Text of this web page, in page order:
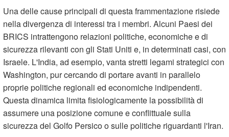
Una delle cause principali di questa frammentazione risiede
nella divergenza di interessi tra i membri. Alcuni Paesi dei
BRICS intrattengono relazioni politiche, economiche e di
sicurezza rilevanti con gli Stati Uniti e, in determinati casi, con
Israele. L'India, ad esempio, vanta stretti legami strategici con
Washington, pur cercando di portare avanti in parallelo
proprie politiche regionali ed economiche indipendenti.
Questa dinamica limita fisiologicamente la possibilità di
assumere una posizione comune e conflittuale sulla
sicurezza del Golfo Persico o sulle politiche riguardanti l'Iran.